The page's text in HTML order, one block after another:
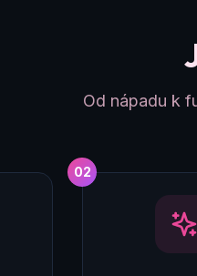
Od nápadu k
02